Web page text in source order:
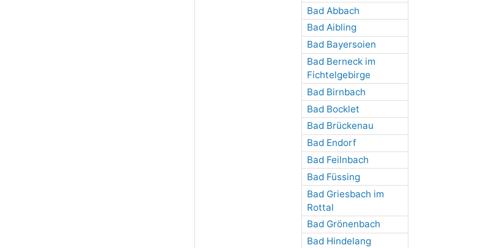
Bad Abbach
Bad Aibling
Bad Bayersoien
Bad Berneck im
Fichtelgebirge
Bad Birnbach
Bad Bocklet
Bad Brückenau
Bad Endorf
Bad Feilnbach
Bad Füssing
Bad Griesbach im
Rottal
Bad Grönenbach
Bad Hindelang